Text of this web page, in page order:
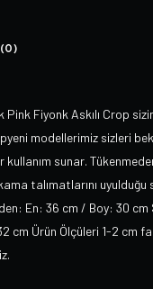
Pink Fiyonk Askılı Crop
modellerimiz sizleri
sunar.
talımatlarını uyulduğu
En: 36 cm / Boy: 30
Ürün Ölçüleri 1-2 cm